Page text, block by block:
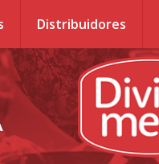
Distribuidores